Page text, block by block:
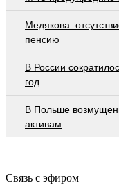
Медякова:
пенсию
В России
год
В Польше
активам
Связь с эфиром